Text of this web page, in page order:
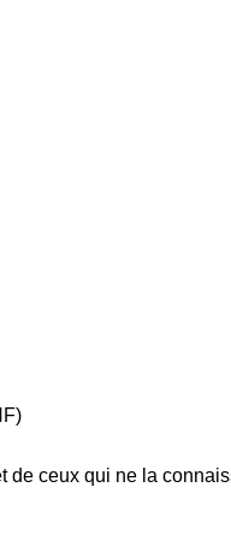
ceux qui ne la